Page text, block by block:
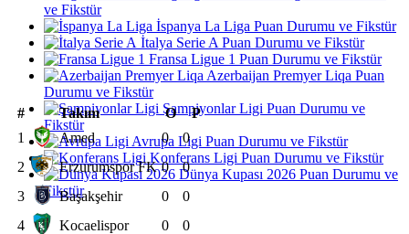
ve Fikstür
İspanya La Liga Puan Durumu ve Fikstür
İtalya Serie A Puan Durumu ve Fikstür
Fransa Ligue 1 Puan Durumu ve Fikstür
Azerbaijan Premyer Liqa Puan
Durumu ve Fikstür
Şampiyonlar Ligi Puan Durumu ve
Fikstür
Avrupa Ligi Puan Durumu ve Fikstür
Konferans Ligi Puan Durumu ve Fikstür
Dünya Kupası 2026 Puan Durumu ve
Fikstür
# Takım O
P
1
Amed 0
0
2
Erzurumspor FK 0
0
3
Başakşehir 0
0
4
Kocaelispor 0
0